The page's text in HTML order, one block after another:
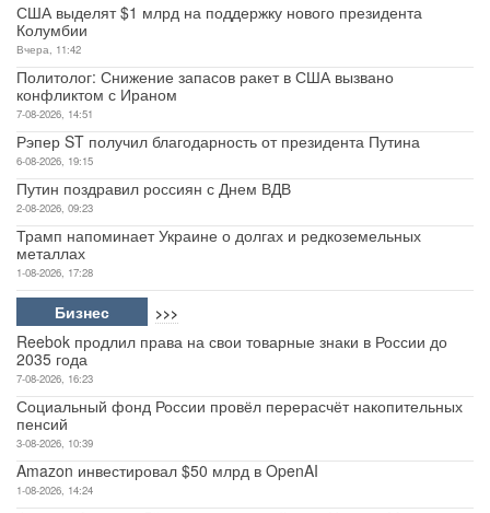
США выделят $1 млрд на поддержку нового президента
Колумбии
Вчера, 11:42
Политолог: Снижение запасов ракет в США вызвано
конфликтом с Ираном
7-08-2026, 14:51
Рэпер ST получил благодарность от президента Путина
6-08-2026, 19:15
Путин поздравил россиян с Днем ВДВ
2-08-2026, 09:23
Трамп напоминает Украине о долгах и редкоземельных
металлах
1-08-2026, 17:28
Бизнес >>>
Reebok продлил права на свои товарные знаки в России до
2035 года
7-08-2026, 16:23
Социальный фонд России провёл перерасчёт накопительных
пенсий
3-08-2026, 10:39
Amazon инвестировал $50 млрд в OpenAI
1-08-2026, 14:24